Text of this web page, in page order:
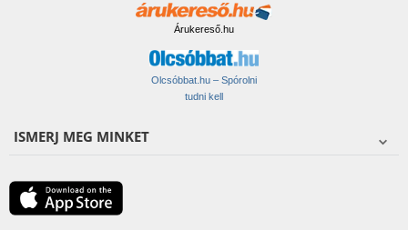
Árukereső.hu
Olcsóbbat.hu – Spórolni
tudni kell
ISMERJ MEG MINKET